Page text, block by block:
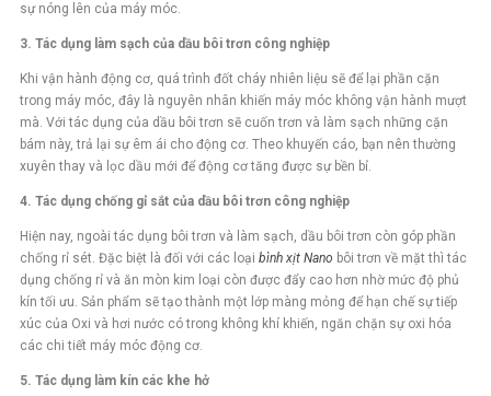
sự nóng lên của máy móc.
3. Tác dụng làm sạch của dầu bôi trơn công nghiệp
Khi vận hành động cơ, quá trình đốt cháy nhiên liệu sẽ để lại phần cặn
trong máy móc, đây là nguyên nhân khiến máy móc không vận hành mượt
mà. Với tác dụng của dầu bôi trơn sẽ cuốn trơn và làm sạch những cặn
bám này, trả lại sự êm ái cho động cơ. Theo khuyến cáo, bạn nên thường
xuyên thay và lọc dầu mới để động cơ tăng được sự bền bỉ.
4. Tác dụng chống gỉ sắt của dầu bôi trơn công nghiệp
Hiện nay, ngoài tác dụng bôi trơn và làm sạch, dầu bôi trơn còn góp phần
chống rỉ sét. Đặc biệt là đối với các loại bình xịt Nano bôi trơn về mặt thì tác
dụng chống rỉ và ăn mòn kim loại còn được đẩy cao hơn nhờ mức độ phủ
kín tối ưu. Sản phẩm sẽ tạo thành một lớp màng mỏng để hạn chế sự tiếp
xúc của Oxi và hơi nước có trong không khí khiến, ngăn chặn sự oxi hóa
các chi tiết máy móc động cơ.
5. Tác dụng làm kín các khe hở